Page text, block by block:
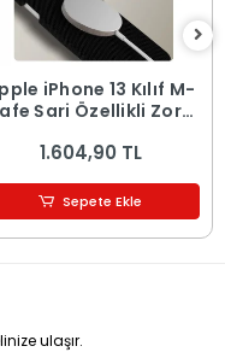
iPhone 13 Kılıf M-
Şarj Özellikli Zore
Kapak
1.604,90 TL
Sepete Ekle
ulaşır.